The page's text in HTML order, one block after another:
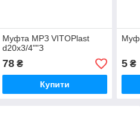
Муфта МРЗ VITOPlast
d20х3/4""З
78₴
Купити
5 ₴